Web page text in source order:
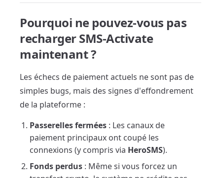
Pourquoi ne pouvez-vous pas
recharger SMS-Activate
maintenant ?
Les échecs de paiement actuels ne sont pas de
simples bugs, mais des signes d'effondrement
de la plateforme :
Passerelles fermées : Les canaux de
paiement principaux ont coupé les
connexions (y compris via HeroSMS).
Fonds perdus : Même si vous forcez un